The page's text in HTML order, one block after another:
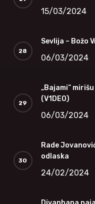
15/03/2024
Sevlija – Božo
06/03/2024
„Bajami“
(V1DEO)
06/03/2024
Rade
odlaska
24/02/2024